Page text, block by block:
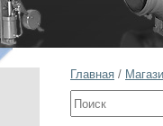
Главная /